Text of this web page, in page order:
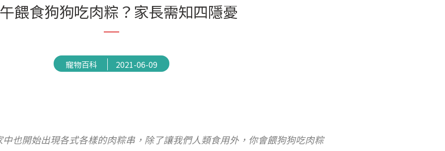
餵食狗狗吃肉粽？家長需知四隱憂
寵物百科 2021-06-09
也開始出現各式各樣的肉粽串，除了讓我們人類食用外，你會餵狗狗吃肉粽